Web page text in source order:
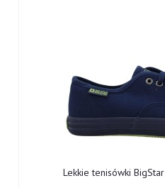
Lekkie tenisówki